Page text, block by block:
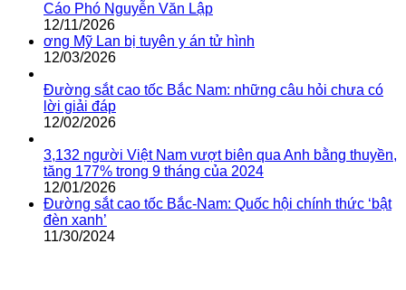
Cáo Phó Nguyễn Văn Lập
12/11/2026
ơng Mỹ Lan bị tuyên y án tử hình
12/03/2026
Đường sắt cao tốc Bắc Nam: những câu hỏi chưa có
lời giải đáp
12/02/2026
3,132 người Việt Nam vượt biên qua Anh bằng thuyền,
tăng 177% trong 9 tháng của 2024
12/01/2026
Đường sắt cao tốc Bắc-Nam: Quốc hội chính thức ‘bật
đèn xanh’
11/30/2024